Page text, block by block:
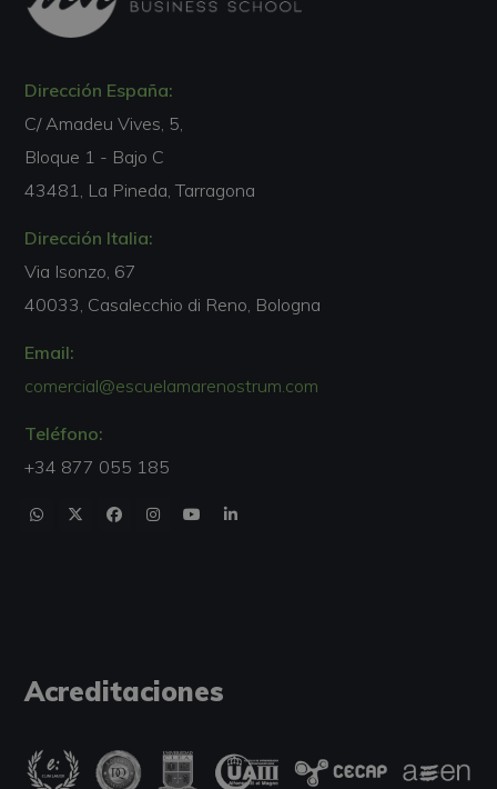
Dirección España:
C/ Amadeu Vives, 5,
Bloque 1 - Bajo C
43481, La Pineda, Tarragona
Dirección Italia:
Via Isonzo, 67
40033, Casalecchio di Reno, Bologna
Email:
comercial@escuelamarenostrum.com
Teléfono:
+34 877 055 185
Acreditaciones